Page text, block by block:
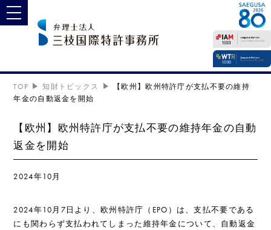
toggle navigation
TOP 知財トピックス
【欧州】欧州特許庁が支払不要の維持
年金の自動返金を開始
【欧州】欧州特許庁が支払不要の維持年金の自動
返金を開始
2024年10月
2024年10月7日より、欧州特許庁（EPO）は、支払不要である
にも関わらず支払われてしまった維持年金について、自動返金